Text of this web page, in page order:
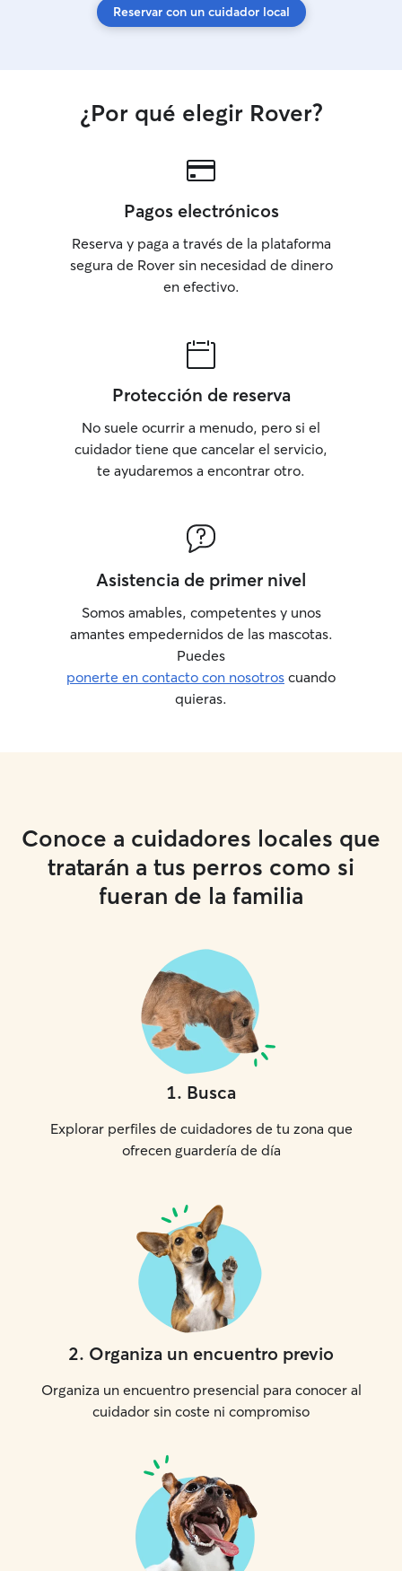
Reservar con un cuidador local
¿Por qué elegir Rover?
Pagos electrónicos
Reserva y paga a través de la plataforma
segura de Rover sin necesidad de dinero
en efectivo.
Protección de reserva
No suele ocurrir a menudo, pero si el
cuidador tiene que cancelar el servicio,
te ayudaremos a encontrar otro.
Asistencia de primer nivel
Somos amables, competentes y unos
amantes empedernidos de las mascotas.
Puedes
ponerte en contacto con nosotros cuando
quieras.
Conoce a cuidadores locales que
tratarán a tus perros como si
fueran de la familia
1. Busca
Explorar perfiles de cuidadores de tu zona que
ofrecen guardería de día
2. Organiza un encuentro previo
Organiza un encuentro presencial para conocer al
cuidador sin coste ni compromiso